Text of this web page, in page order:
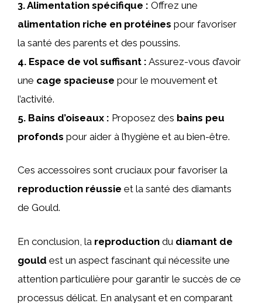
3.Alimentation spécifique : Offrez une
alimentation riche en protéines pour favoriser
la santé des parents et des poussins.
4. Espace de vol suffisant : Assurez-vous d’avoir
une cage spacieuse pour le mouvement et
l’activité.
5. Bains d’oiseaux : Proposez des bains peu
profonds pour aider à l’hygiène et au bien-être.
Ces accessoires sont cruciaux pour favoriser la
reproduction réussie et la santé des diamants
de Gould.
En conclusion, la reproduction du diamant de
gould est un aspect fascinant qui nécessite une
attention particulière pour garantir le succès de ce
processus délicat. En analysant et en comparant